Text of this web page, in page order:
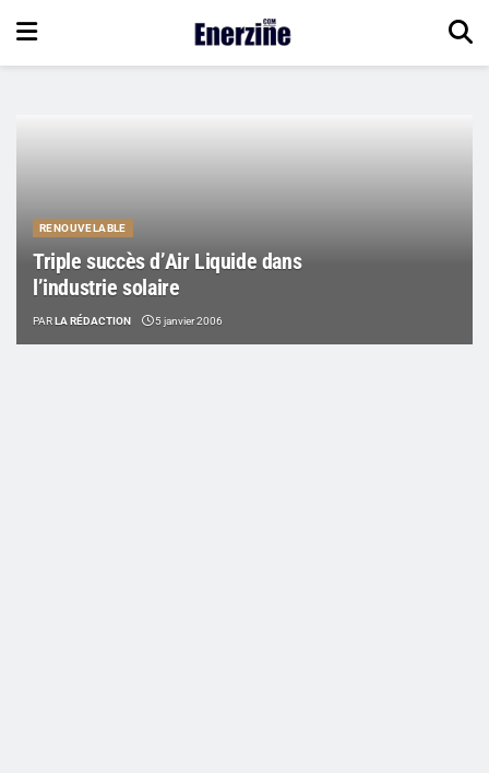
RENOUVELABLE
Triple succès d’Air Liquide dans
l’industrie solaire
PARLA RÉDACTION 5 janvier 2006